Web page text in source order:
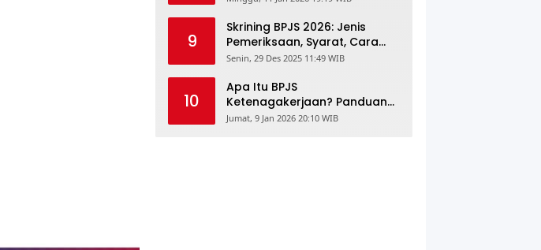
9
Skrining BPJS 2026: Jenis
Pemeriksaan, Syarat, Cara
Daftar & Cek Riwayat
Senin, 29 Des 2025 11:49 WIB
10
Apa Itu BPJS
Ketenagakerjaan? Panduan
Lengkap untuk Pekerja dan
Jumat, 9 Jan 2026 20:10 WIB